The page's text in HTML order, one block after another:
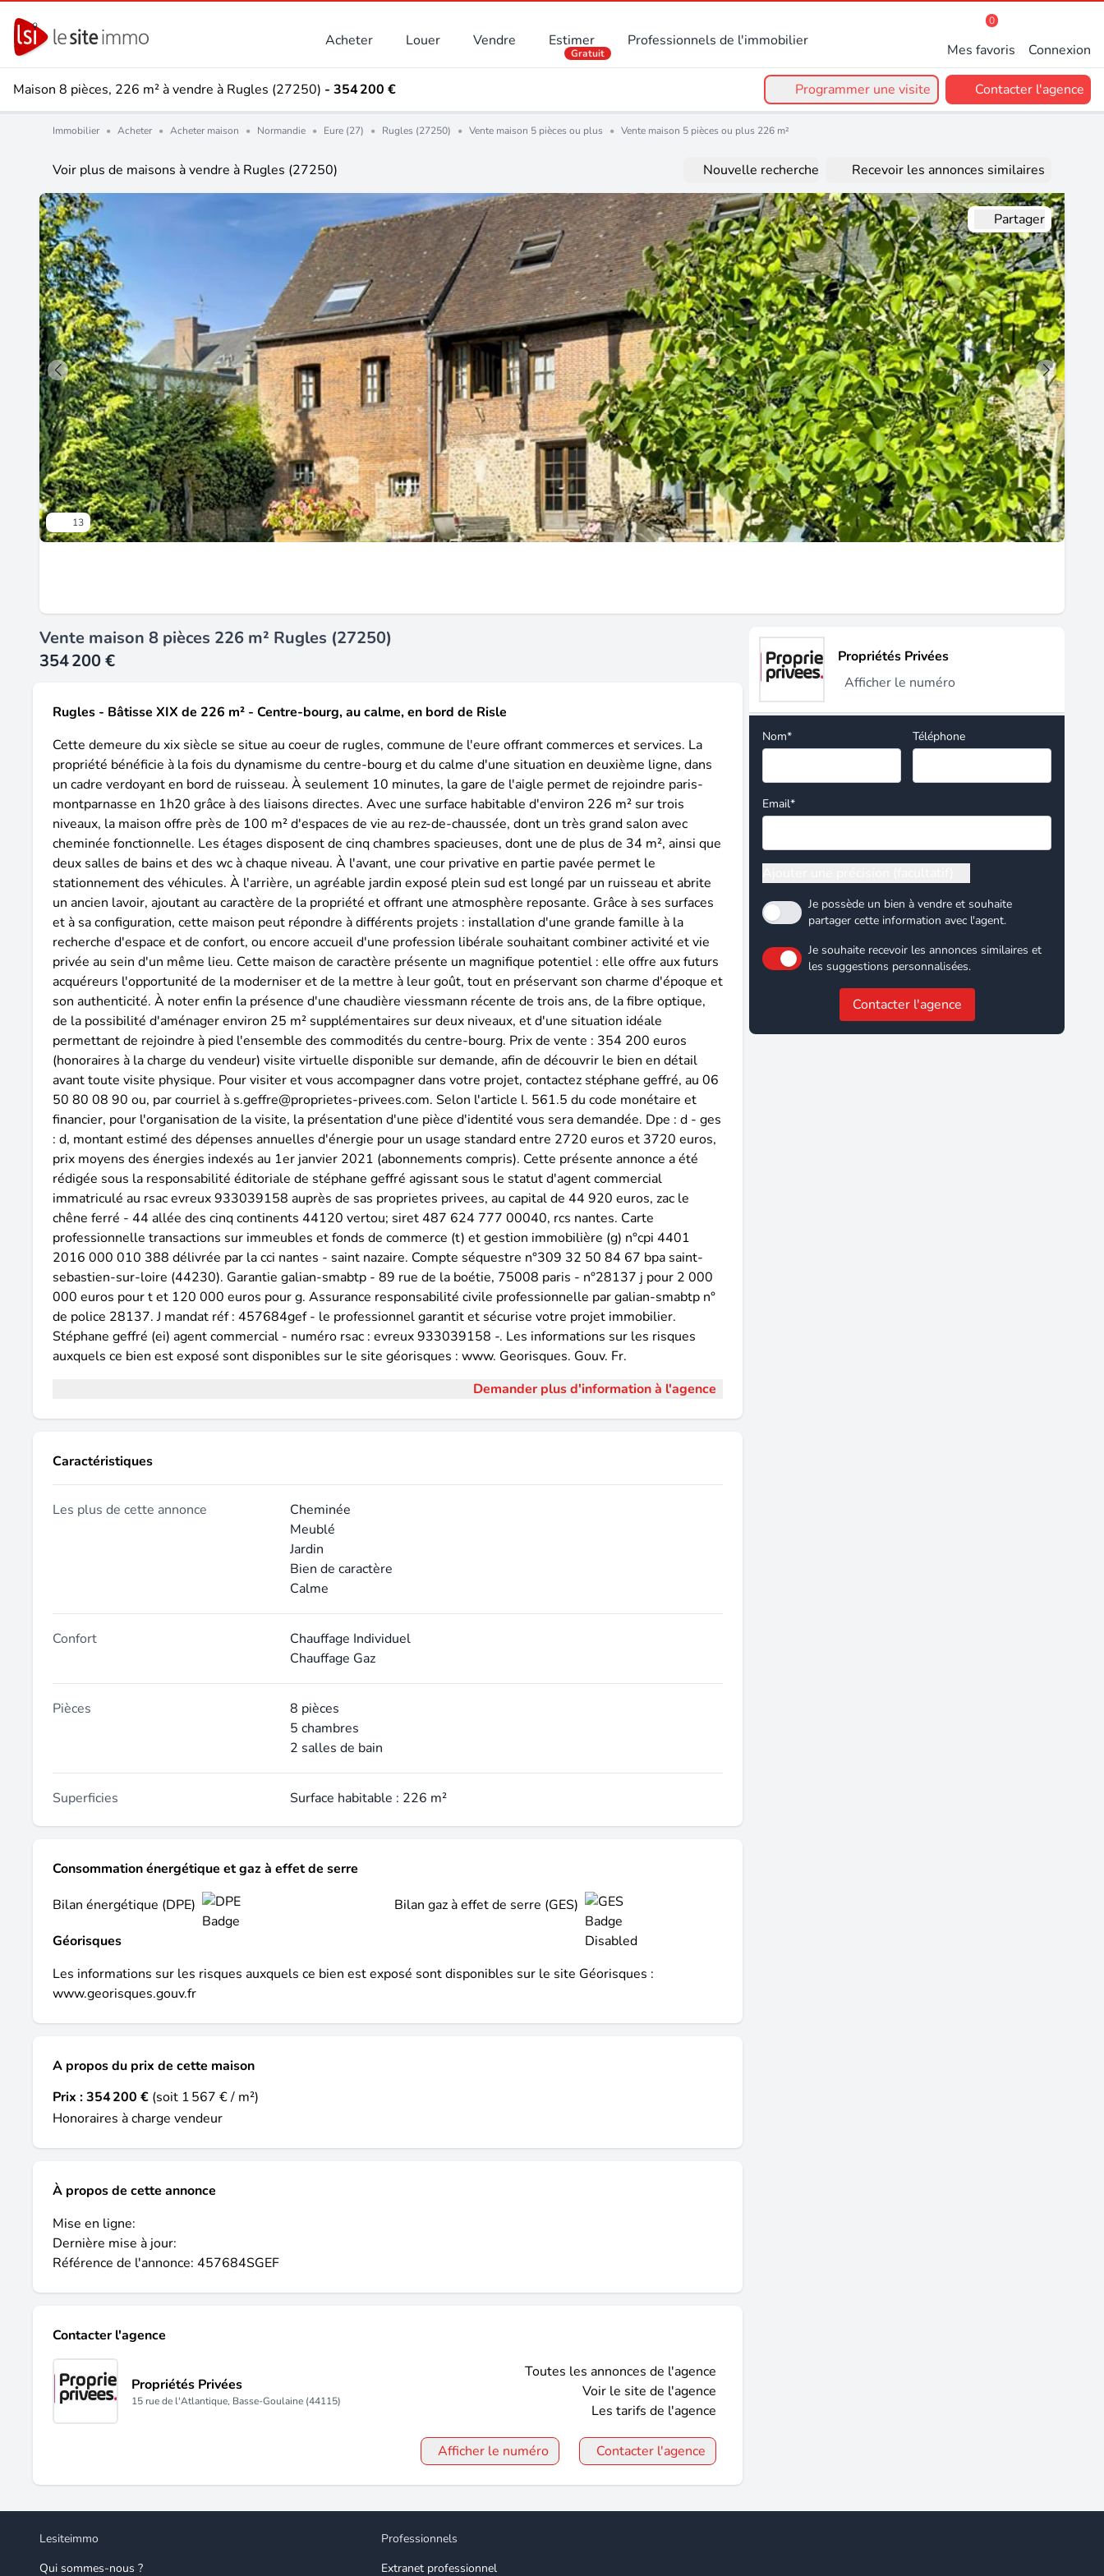
Acheter Louer Vendre Estimer
Gratuit
Professionnels de l'immobilier
0
Mes favoris Connexion
Maison 8 pièces, 226 m² à vendre à Rugles (27250) - 354 200 € Programmer une visite Contacter l'agence
Immobilier • Acheter • Acheter maison • Normandie • Eure (27) • Rugles (27250) • Vente maison 5 pièces ou plus • Vente maison 5 pièces ou plus 226 m²
Voir plus de maisons à vendre à Rugles (27250) Nouvelle recherche Recevoir les annonces similaires
13
Partager
Vente maison 8 pièces 226 m² Rugles (27250)
354 200 €
Rugles - Bâtisse XIX de 226 m² - Centre-bourg, au calme, en bord de Risle
Cette demeure du xix siècle se situe au coeur de rugles, commune de l'eure offrant commerces et services. La
propriété bénéficie à la fois du dynamisme du centre-bourg et du calme d'une situation en deuxième ligne, dans
un cadre verdoyant en bord de ruisseau. À seulement 10 minutes, la gare de l'aigle permet de rejoindre paris-
montparnasse en 1h20 grâce à des liaisons directes. Avec une surface habitable d'environ 226 m² sur trois
niveaux, la maison offre près de 100 m² d'espaces de vie au rez-de-chaussée, dont un très grand salon avec
cheminée fonctionnelle. Les étages disposent de cinq chambres spacieuses, dont une de plus de 34 m², ainsi que
deux salles de bains et des wc à chaque niveau. À l'avant, une cour privative en partie pavée permet le
stationnement des véhicules. À l'arrière, un agréable jardin exposé plein sud est longé par un ruisseau et abrite
un ancien lavoir, ajoutant au caractère de la propriété et offrant une atmosphère reposante. Grâce à ses surfaces
et à sa configuration, cette maison peut répondre à différents projets : installation d'une grande famille à la
recherche d'espace et de confort, ou encore accueil d'une profession libérale souhaitant combiner activité et vie
privée au sein d'un même lieu. Cette maison de caractère présente un magnifique potentiel : elle offre aux futurs
acquéreurs l'opportunité de la moderniser et de la mettre à leur goût, tout en préservant son charme d'époque et
son authenticité. À noter enfin la présence d'une chaudière viessmann récente de trois ans, de la fibre optique,
de la possibilité d'aménager environ 25 m² supplémentaires sur deux niveaux, et d'une situation idéale
permettant de rejoindre à pied l'ensemble des commodités du centre-bourg. Prix de vente : 354 200 euros
(honoraires à la charge du vendeur) visite virtuelle disponible sur demande, afin de découvrir le bien en détail
avant toute visite physique. Pour visiter et vous accompagner dans votre projet, contactez stéphane geffré, au 06
50 80 08 90 ou, par courriel à s.geffre@proprietes-privees.com. Selon l'article l. 561.5 du code monétaire et
financier, pour l'organisation de la visite, la présentation d'une pièce d'identité vous sera demandée. Dpe : d - ges
: d, montant estimé des dépenses annuelles d'énergie pour un usage standard entre 2720 euros et 3720 euros,
prix moyens des énergies indexés au 1er janvier 2021 (abonnements compris). Cette présente annonce a été
rédigée sous la responsabilité éditoriale de stéphane geffré agissant sous le statut d'agent commercial
immatriculé au rsac evreux 933039158 auprès de sas proprietes privees, au capital de 44 920 euros, zac le
chêne ferré - 44 allée des cinq continents 44120 vertou; siret 487 624 777 00040, rcs nantes. Carte
professionnelle transactions sur immeubles et fonds de commerce (t) et gestion immobilière (g) n°cpi 4401
2016 000 010 388 délivrée par la cci nantes - saint nazaire. Compte séquestre n°309 32 50 84 67 bpa saint-
sebastien-sur-loire (44230). Garantie galian-smabtp - 89 rue de la boétie, 75008 paris - n°28137 j pour 2 000
000 euros pour t et 120 000 euros pour g. Assurance responsabilité civile professionnelle par galian-smabtp n°
de police 28137. J mandat réf : 457684gef - le professionnel garantit et sécurise votre projet immobilier.
Stéphane geffré (ei) agent commercial - numéro rsac : evreux 933039158 -. Les informations sur les risques
auxquels ce bien est exposé sont disponibles sur le site géorisques : www. Georisques. Gouv. Fr.
Demander plus d'information à l'agence
Caractéristiques
Les plus de cette annonce
Cheminée
Meublé
Jardin
Bien de caractère
Calme
Confort
Chauffage Individuel
Chauffage Gaz
Pièces
8 pièces
5 chambres
2 salles de bain
Superficies Surface habitable : 226 m²
Consommation énergétique et gaz à effet de serre
Bilan énergétique (DPE)
Bilan gaz à effet de serre (GES)
Géorisques
Les informations sur les risques auxquels ce bien est exposé sont disponibles sur le site Géorisques :
www.georisques.gouv.fr
A propos du prix de cette maison
Prix :354 200 € (soit 1 567 € / m²)
Honoraires à charge vendeur
À propos de cette annonce
Mise en ligne:
Dernière mise à jour:
Référence de l'annonce: 457684SGEF
Contacter l'agence
Propriétés Privées
15 rue de l'Atlantique, Basse-Goulaine (44115)
Toutes les annonces de l'agence
Voir le site de l'agence
Les tarifs de l'agence
Afficher le numéro Contacter l'agence
Propriétés Privées
Afficher le numéro
Nom* Téléphone
Email*
Je possède un bien à vendre et souhaite
partager cette information avec l'agent.
Je souhaite recevoir les annonces similaires et
les suggestions personnalisées.
Contacter l'agence
Lesiteimmo
Qui sommes-nous ?
Professionnels
Extranet professionnel